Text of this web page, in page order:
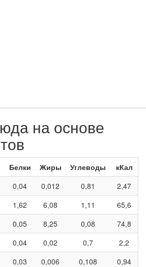
на основе
Белки Жиры Углеводы
кКал
0,04 0,012 0,81
2,47
1,62 6,08 1,11
65,6
0,05 8,25 0,08
74,8
0,04 0,02 0,7
2,2
0,03 0,006 0,108
0,94